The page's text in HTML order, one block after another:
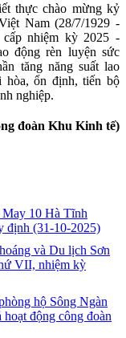
thực chào mừng kỷ
Nam (28/7/1929 -
nhiệm kỳ 2025 -
động rèn luyện sức
tăng năng suất lao
hòa, ổn định, tiến bộ
nghiệp.
đoàn Khu Kinh tế)
10 Hà Tĩnh
định (31-10-2025)
và Du lịch Sơn
VII, nhiệm kỳ
hộ Sông Ngàn
động công đoàn